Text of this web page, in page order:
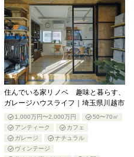
住んでいる家リノベ 趣味と暮らす、
ガレージハウスライフ｜埼玉県川越市
1,000万円〜2,000万円
50〜70㎡
アンティーク
カフェ
ガレージ
ナチュラル
ヴィンテージ